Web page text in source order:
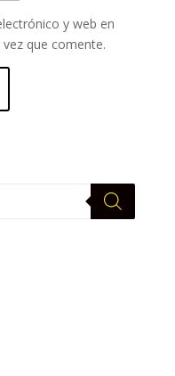
y web en
que comente.